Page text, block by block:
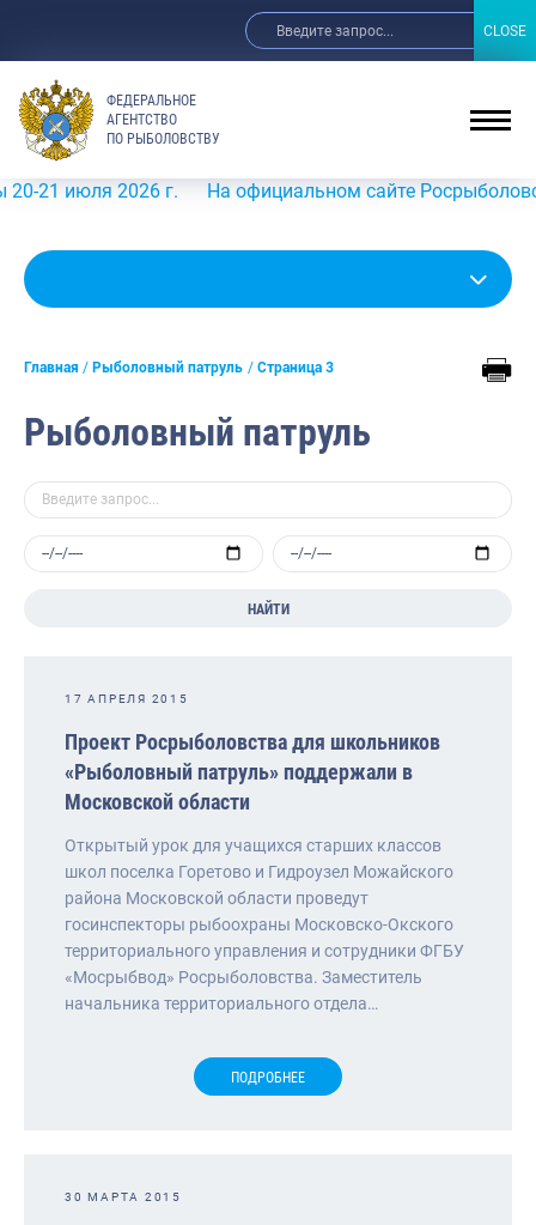
ФЕДЕРАЛЬНОЕ
АГЕНТСТВО
ПО РЫБОЛОВСТВУ
2026 г. На официальном сайте Росрыболовства в
Главная Рыболовный патруль Страница 3
Рыболовный патруль
НАЙТИ
17 АПРЕЛЯ 2015
Проект Росрыболовства для школьников
«Рыболовный патруль» поддержали в
Московской области
Открытый урок для учащихся старших классов
школ поселка Горетово и Гидроузел Можайского
района Московской области проведут
госинспекторы рыбоохраны Московско-Окского
территориального управления и сотрудники ФГБУ
«Мосрыбвод» Росрыболовства. Заместитель
начальника территориального отдела…
ПОДРОБНЕЕ
30 МАРТА 2015
CLOSE
CLOSE